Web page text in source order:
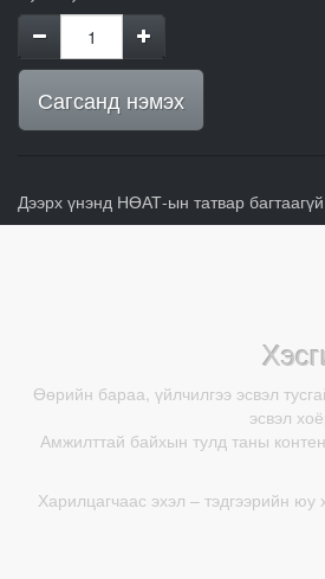
Сагсанд нэмэх
Дээрх үнэнд НӨАТ-ын татвар багтаагүй
Өөрийн бараа, үйлчилгээ эсвэл
эсвэл
Амжилттай байхын тулд таны
Харилцагчаас эхэл – тэдгээрийн юу